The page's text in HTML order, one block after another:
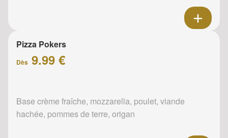
Pizza Pokers
Dès 9.99 €
Base crème fraîche, mozzarella, poulet, viande
hachée, pommes de terre, origan